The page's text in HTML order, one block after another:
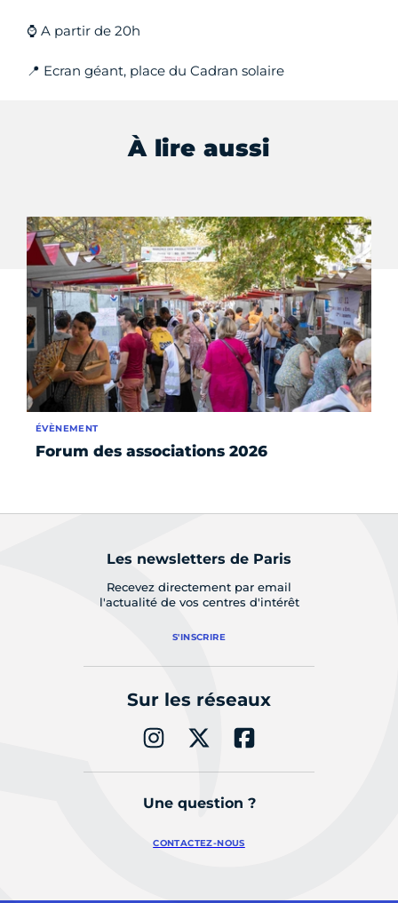
⌚ A partir de 20h
📍 Ecran géant, place du Cadran solaire
À lire aussi
Forum des associations 2026
ÉVÈNEMENT
Les newsletters de Paris
Recevez directement par email
l'actualité de vos centres d'intérêt
S'INSCRIRE
Sur les réseaux
Une question ?
CONTACTEZ-NOUS